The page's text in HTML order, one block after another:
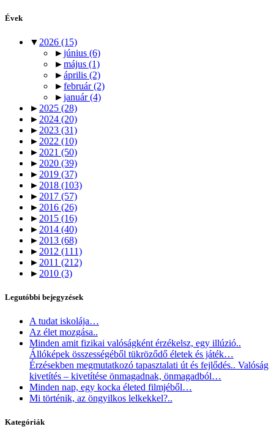
Évek
▼ 2026 (15)
►június (6)
►május (1)
►április (2)
►február(2)
►január(4)
► 2025 (28)
► 2024 (20)
► 2023 (31)
► 2022 (10)
► 2021 (50)
► 2020 (39)
► 2019 (37)
► 2018 (103)
► 2017 (57)
► 2016 (26)
► 2015 (16)
► 2014 (40)
► 2013 (68)
► 2012 (111)
► 2011 (212)
► 2010 (3)
Legutóbbi bejegyzések
A tudat iskolája…
Az élet mozgása..
Minden amit fizikai valóságként érzékelsz, egy illúzió..
Állóképek összességéből tükröződő életek és játék…
Érzésekben megmutatkozó tapasztalati út és fejlődés.. Valóság
kivetítés – kivetítése önmagadnak, önmagadból…
Minden nap, egy kocka életed filmjéből…
Mi történik, az öngyilkos lelkekkel?..
Kategóriák